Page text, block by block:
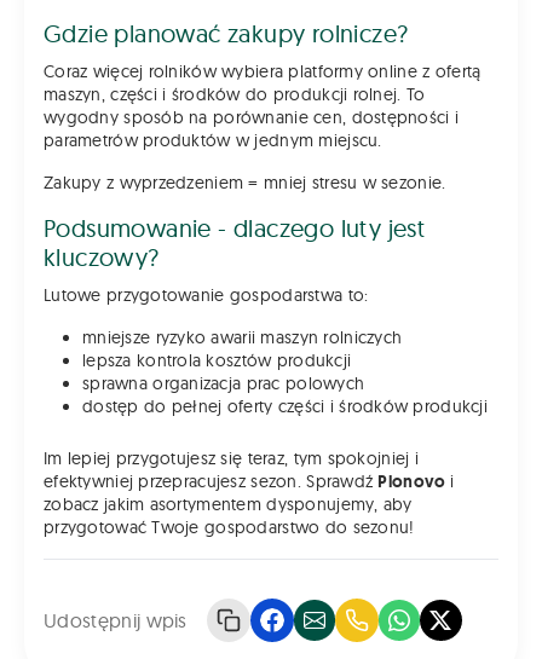
Gdzie planować zakupy rolnicze?
Coraz więcej rolników wybiera platformy online z ofertą
maszyn, części i środków do produkcji rolnej. To
wygodny sposób na porównanie cen, dostępności i
parametrów produktów w jednym miejscu.
Zakupy z wyprzedzeniem = mniej stresu w sezonie.
Podsumowanie - dlaczego luty jest
kluczowy?
Lutowe przygotowanie gospodarstwa to:
mniejsze ryzyko awarii maszyn rolniczych
lepsza kontrola kosztów produkcji
sprawna organizacja prac polowych
dostęp do pełnej oferty części i środków produkcji
Im lepiej przygotujesz się teraz, tym spokojniej i
efektywniej przepracujesz sezon. Sprawdź Plonovo i
zobacz jakim asortymentem dysponujemy, aby
przygotować Twoje gospodarstwo do sezonu!
Udostępnij wpis